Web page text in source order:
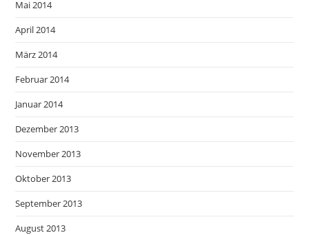
Mai 2014
April 2014
März 2014
Februar 2014
Januar 2014
Dezember 2013
November 2013
Oktober 2013
September 2013
August 2013